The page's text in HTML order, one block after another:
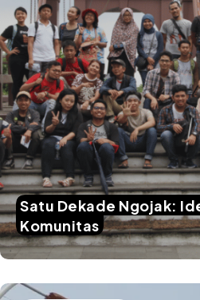
Satu Dekade Ngojak:
Komunitas